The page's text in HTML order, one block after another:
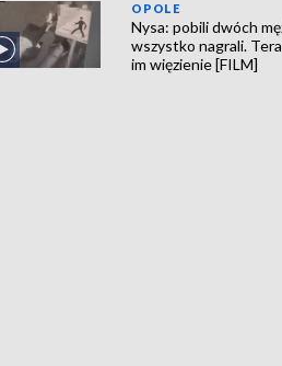
OPOLE
Nysa: pobili dwóch
wszystko nagrali.
im więzienie [FILM]